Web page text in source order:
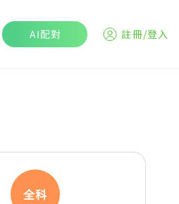
AI配對 註冊/登入
全科